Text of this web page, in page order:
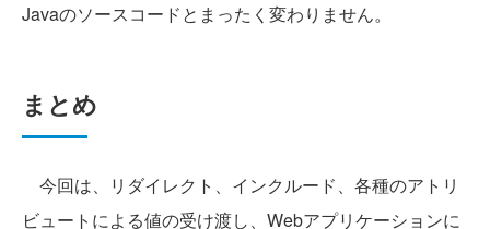
Javaのソースコードとまったく変わりません。
まとめ
今回は、リダイレクト、インクルード、各種のアトリ
ビュートによる値の受け渡し、Webアプリケーションに